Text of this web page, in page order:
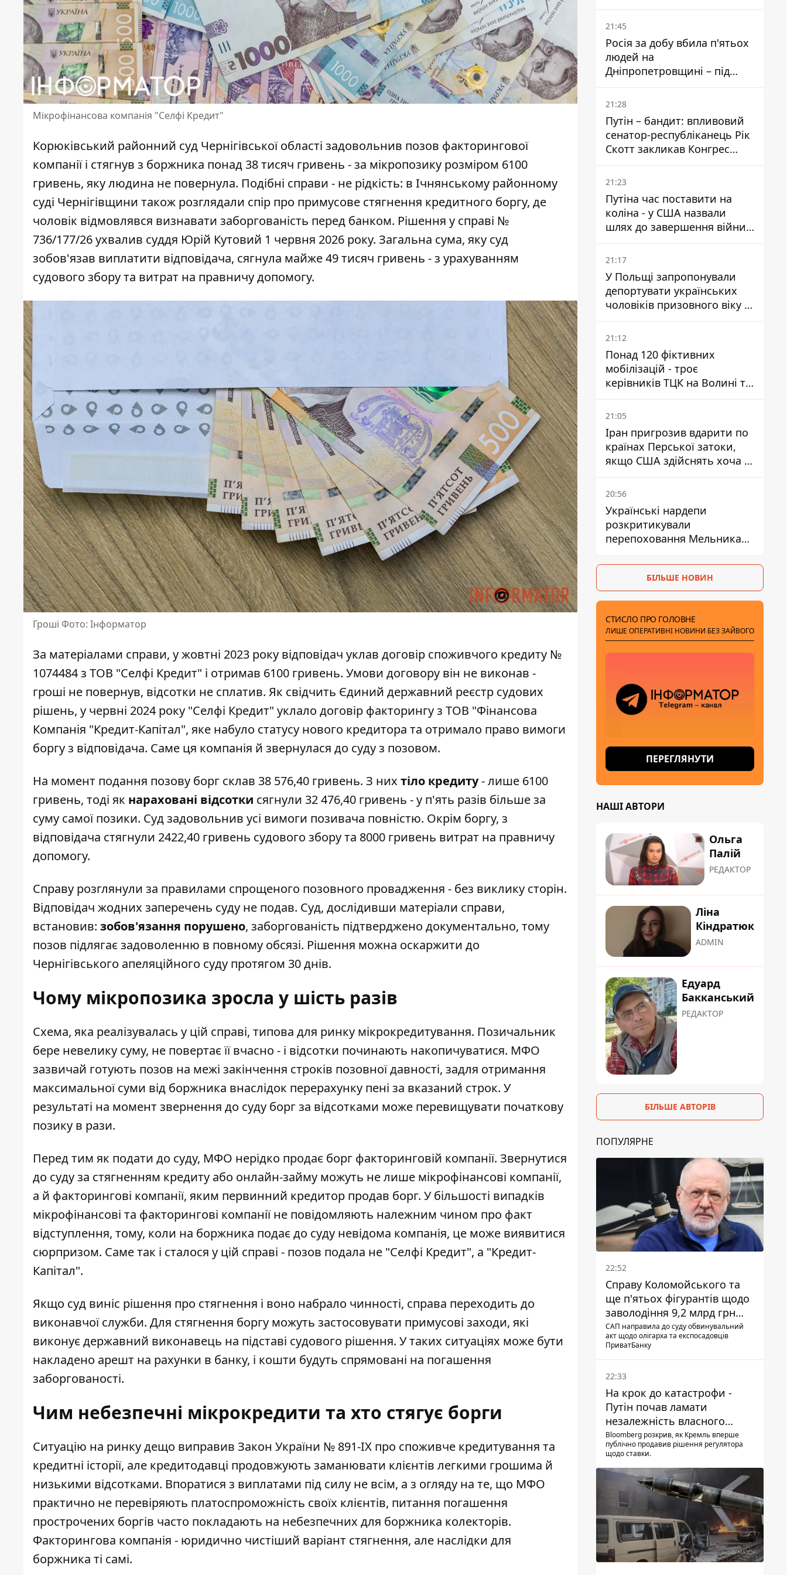
Мікрофінансова компанія "Селфі Кредит"
Корюківський районний суд Чернігівської області задовольнив позов факторингової
компанії і стягнув з боржника понад 38 тисяч гривень - за мікропозику розміром 6100
гривень, яку людина не повернула. Подібні справи - не рідкість: в Ічнянському районному
суді Чернігівщини також розглядали спір про примусове стягнення кредитного боргу, де
чоловік відмовлявся визнавати заборгованість перед банком. Рішення у справі №
736/177/26 ухвалив суддя Юрій Кутовий 1 червня 2026 року. Загальна сума, яку суд
зобов'язав виплатити відповідача, сягнула майже 49 тисяч гривень - з урахуванням
судового збору та витрат на правничу допомогу.
Гроші Фото: Інформатор
За матеріалами справи, у жовтні 2023 року відповідач уклав договір споживчого кредиту №
1074484 з ТОВ "Селфі Кредит" і отримав 6100 гривень. Умови договору він не виконав -
гроші не повернув, відсотки не сплатив. Як свідчить Єдиний державний реєстр судових
рішень, у червні 2024 року "Селфі Кредит" уклало договір факторингу з ТОВ "Фінансова
Компанія "Кредит-Капітал", яке набуло статусу нового кредитора та отримало право вимоги
боргу з відповідача. Саме ця компанія й звернулася до суду з позовом.
На момент подання позову борг склав 38 576,40 гривень. З них тіло кредиту- лише 6100
гривень, тоді як нараховані відсотки сягнули 32 476,40 гривень - у п'ять разів більше за
суму самої позики. Суд задовольнив усі вимоги позивача повністю. Окрім боргу, з
відповідача стягнули 2422,40 гривень судового збору та 8000 гривень витрат на правничу
допомогу.
Справу розглянули за правилами спрощеного позовного провадження - без виклику сторін.
Відповідач жодних заперечень суду не подав. Суд, дослідивши матеріали справи,
встановив: зобов'язання порушено, заборгованість підтверджено документально, тому
позов підлягає задоволенню в повному обсязі. Рішення можна оскаржити до
Чернігівського апеляційного суду протягом 30 днів.
Чому мікропозика зросла у шість разів
Схема, яка реалізувалась у цій справі, типова для ринку мікрокредитування. Позичальник
бере невелику суму, не повертає її вчасно - і відсотки починають накопичуватися. МФО
зазвичай готують позов на межі закінчення строків позовної давності, задля отримання
максимальної суми від боржника внаслідок перерахунку пені за вказаний строк. У
результаті на момент звернення до суду борг за відсотками може перевищувати початкову
позику в рази.
Перед тим як подати до суду, МФО нерідко продає борг факторинговій компанії. Звернутися
до суду за стягненням кредиту або онлайн-займу можуть не лише мікрофінансові компанії,
а й факторингові компанії, яким первинний кредитор продав борг. У більшості випадків
мікрофінансові та факторингові компанії не повідомляють належним чином про факт
відступлення, тому, коли на боржника подає до суду невідома компанія, це може виявитися
сюрпризом. Саме так і сталося у цій справі - позов подала не "Селфі Кредит", а "Кредит-
Капітал".
Якщо суд виніс рішення про стягнення і воно набрало чинності, справа переходить до
виконавчої служби. Для стягнення боргу можуть застосовувати примусові заходи, які
виконує державний виконавець на підставі судового рішення. У таких ситуаціях може бути
накладено арешт на рахунки в банку, і кошти будуть спрямовані на погашення
заборгованості.
Чим небезпечні мікрокредити та хто стягує борги
Ситуацію на ринку дещо виправив Закон України № 891-ІХ про споживче кредитування та
кредитні історії, але кредитодавці продовжують заманювати клієнтів легкими грошима й
низькими відсотками. Впоратися з виплатами під силу не всім, а з огляду на те, що МФО
практично не перевіряють платоспроможність своїх клієнтів, питання погашення
прострочених боргів часто покладають на небезпечних для боржника колекторів.
Факторингова компанія - юридично чистіший варіант стягнення, але наслідки для
боржника ті самі.
біль – він очолив народне
голосування
21:45
Росія за добу вбила п'ятьох
людей на
Дніпропетровщині – під
ударами опинилися п'ять
районів області
21:28
Путін – бандит: впливовий
сенатор-республіканець Рік
Скотт закликав Конгрес
притягнути РФ до
відповідальності за війну в
Україні
21:23
Путіна час поставити на
коліна - у США назвали
шлях до завершення війни -
National Security Journal
21:17
У Польщі запропонували
депортувати українських
чоловіків призовного віку -
кого це може торкнутися
21:12
Понад 120 фіктивних
мобілізацій - троє
керівників ТЦК на Волині та
Буковині отримали підозри
за фейкові звіти
21:05
Іран пригрозив вдарити по
країнах Перської затоки,
якщо США здійснять хоча б
одну атаку - Reuters
20:56
Українські нардепи
розкритикували
перепоховання Мельника
ізоляції
БІЛЬШЕ НОВИН
СТИСЛО ПРО ГОЛОВНЕ
ЛИШЕ ОПЕРАТИВНІ НОВИНИ БЕЗ ЗАЙВОГО
ПЕРЕГЛЯНУТИ
НАШІ АВТОРИ
Ольга
Палій
РЕДАКТОР
Ліна
Кіндратюк
ADMIN
Едуард
Бакканський
РЕДАКТОР
БІЛЬШЕ АВТОРІВ
ПОПУЛЯРНЕ
22:52
Справу Коломойського та
ще п'ятьох фігурантів щодо
заволодіння 9,2 млрд грн
ПриватБанку скерували до
суду
САП направила до суду обвинувальний
акт щодо олігарха та експосадовців
ПриватБанку
22:33
На крок до катастрофи -
Путін почав ламати
незалежність власного
Центробанку, змусивши
знизити базову ставку
Bloomberg розкрив, як Кремль вперше
публічно продавив рішення регулятора
щодо ставки.